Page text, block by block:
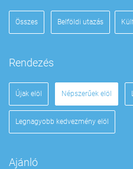
Összes Belföldi utazás
Rendezés
Újak elöl Népszerűek elöl
Legnagyobb kedvezmény elöl
Ajánló